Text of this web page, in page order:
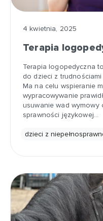
4 kwietnia, 2025
Terapia
Terapia logopedyczna
do dzieci z
Ma na celu wspieranie
wypracowywanie
usuwanie wad
sprawności językowej…
dzieci z